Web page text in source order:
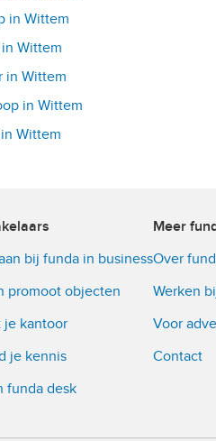
in Wittem
Wittem
in Wittem
in Wittem
Wittem
bij funda in business
promoot objecten
je kantoor
je kennis
funda desk
Meer
Over
Werken
Voor
Contact